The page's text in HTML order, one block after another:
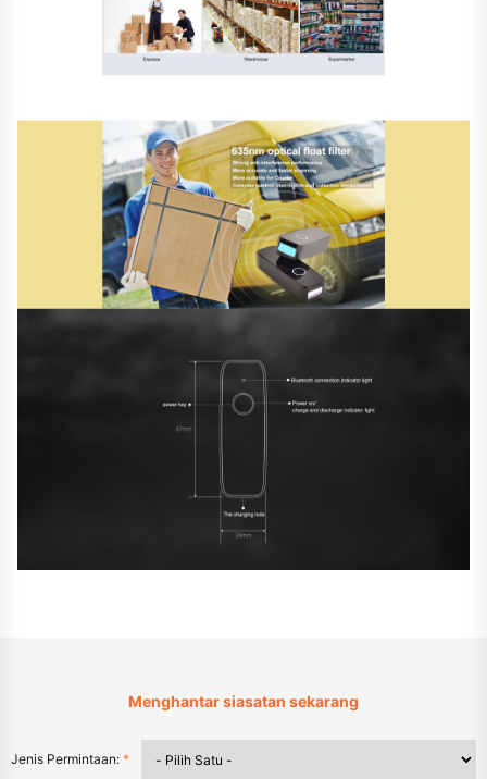
Menghantar siasatan sekarang
Jenis Permintaan: *